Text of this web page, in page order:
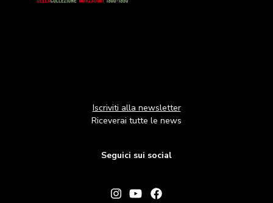
Iscriviti alla newsletter
Riceverai tutte le news
Seguici sui social